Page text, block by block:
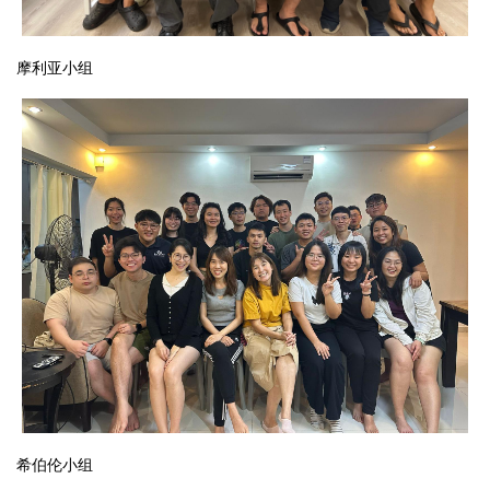
摩利亚小组
希伯伦小组